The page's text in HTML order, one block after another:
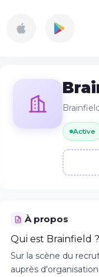
Active
À propos
Qui est Brainfield ?
Sur la scène du
auprès